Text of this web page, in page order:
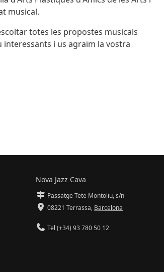
musical.
totes les propostes musicals
i us agraïm la vostra
Nova Jazz Cava
Passatge Tete Montoliu, s/n
08221 Terrassa, Barcelona
Tel (+34) 93 780 50 12